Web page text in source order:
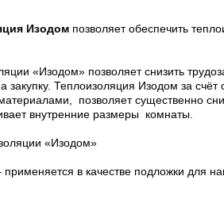
Изодомпозволяет обеспечить
«Изодом» позволяет снизить
закупку. Теплоизоляция Изодом за счёт
позволяет существенно
внутренние размеры комнаты.
«Изодом»
в качестве подложки для